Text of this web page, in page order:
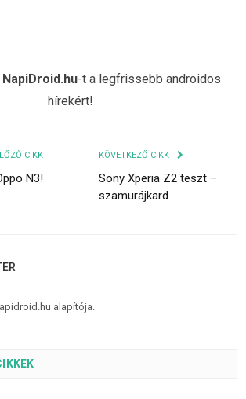
NapiDroid.hu-t a legfrissebb androidos
hírekért!
CIKK
N3!
KÖVETKEZŐ CIKK
Sony Xperia Z2 teszt –
szamurájkard
alapítója.